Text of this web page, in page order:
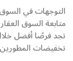
التوجهات في
متابعة السوق
تجد فرصًا أفضل
تخفيضات المطورين